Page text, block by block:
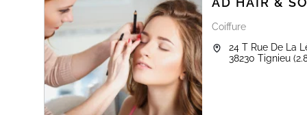
Coiffure
24 T Rue De La
38230 Tignieu